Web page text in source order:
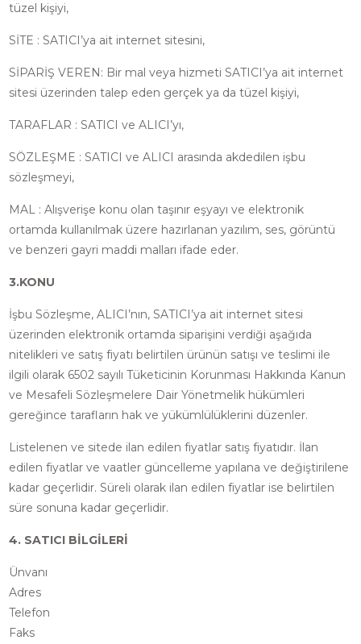
tüzel kişiyi,
SİTE : SATICI’ya ait internet sitesini,
SİPARİŞ VEREN: Bir mal veya hizmeti SATICI’ya ait internet
sitesi üzerinden talep eden gerçek ya da tüzel kişiyi,
TARAFLAR : SATICI ve ALICI’yı,
SÖZLEŞME : SATICI ve ALICI arasında akdedilen işbu
sözleşmeyi,
MAL : Alışverişe konu olan taşınır eşyayı ve elektronik
ortamda kullanılmak üzere hazırlanan yazılım, ses, görüntü
ve benzeri gayri maddi malları ifade eder.
3.KONU
İşbu Sözleşme, ALICI’nın, SATICI’ya ait internet sitesi
üzerinden elektronik ortamda siparişini verdiği aşağıda
nitelikleri ve satış fiyatı belirtilen ürünün satışı ve teslimi ile
ilgili olarak 6502 sayılı Tüketicinin Korunması Hakkında Kanun
ve Mesafeli Sözleşmelere Dair Yönetmelik hükümleri
gereğince tarafların hak ve yükümlülüklerini düzenler.
Listelenen ve sitede ilan edilen fiyatlar satış fiyatıdır. İlan
edilen fiyatlar ve vaatler güncelleme yapılana ve değiştirilene
kadar geçerlidir. Süreli olarak ilan edilen fiyatlar ise belirtilen
süre sonuna kadar geçerlidir.
4. SATICI BİLGİLERİ
Ünvanı
Adres
Telefon
Faks